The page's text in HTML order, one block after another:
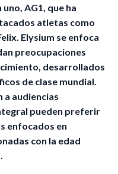
AG1, que ha
atletas como
Elysium se enfoca
preocupaciones
desarrollados
de clase mundial.
a audiencias
pueden preferir
enfocados en
con la edad